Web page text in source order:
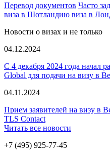
Перевод документов Часто
виза в Шотландию виза в
Новости о визах и не только
04.12.2024
С 4 декабря 2024 года начал
Global для подачи на визу в
04.11.2024
Прием заявителей на визу в
TLS Cоntact
Читать все новости
+7 (495) 925-77-45